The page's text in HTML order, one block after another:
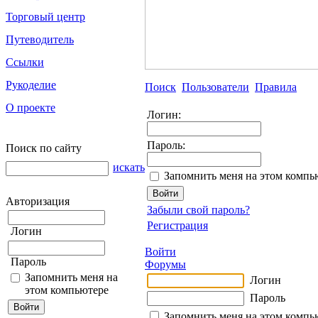
Торговый центр
Путеводитель
Ссылки
Рукоделие
О проекте
Поиск по сайту
искать
Авторизация
Логин
Пароль
Запомнить меня на
этом компьютере
Поиск Пользователи Правила
Логин:
Пароль:
Запомнить меня на этом
Забыли свой пароль?
Регистрация
Войти
Форумы
Логин
Пароль